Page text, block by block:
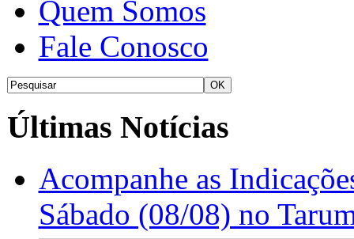
Quem Somos
Fale Conosco
Últimas Notícias
Acompanhe as
Sábado (08/08) no